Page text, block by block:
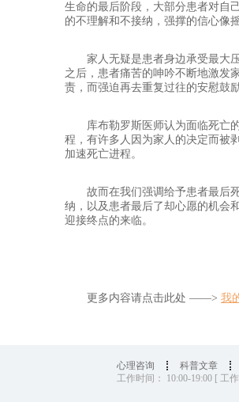
生命的最后阶段，大部分患者对自
的不理解和不接纳，强撑的信心像
家人无疑是患者身边承受最大
之后，患者痛苦的呻吟不断地激发
责，而强迫再去重复过往的安慰鼓
库布勒罗斯医师认为面临死亡
程，有许多人因为家人的决定而被
加速死亡进程。
故而在我们强调给予患者最后
纳，以及患者最后了却心愿的机会
迎接终点的来临。
更多内容请点击此处 ——> 我
心理咨询 科普文章
工作时间： 10:00-19:00 [ 工